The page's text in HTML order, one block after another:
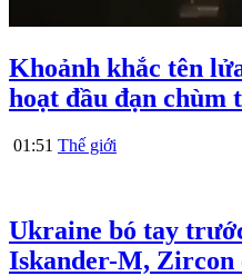
Khoảnh khắc tên
hoạt đầu đạn
01:51 Thế giới
Ukraine bó tay
Iskander-M, Zircon